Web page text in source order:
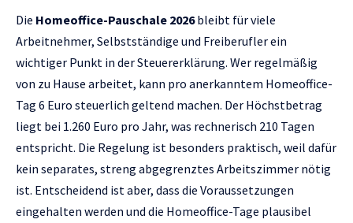
Die Homeoffice-Pauschale 2026bleibt für viele
Arbeitnehmer, Selbstständige und Freiberufler ein
wichtiger Punkt in der Steuererklärung. Wer regelmäßig
von zu Hause arbeitet, kann pro anerkanntem Homeoffice-
Tag 6 Euro steuerlich geltend machen. Der Höchstbetrag
liegt bei 1.260 Euro pro Jahr, was rechnerisch 210 Tagen
entspricht. Die Regelung ist besonders praktisch, weil dafür
kein separates, streng abgegrenztes Arbeitszimmer nötig
ist. Entscheidend ist aber, dass die Voraussetzungen
eingehalten werden und die Homeoffice-Tage plausibel